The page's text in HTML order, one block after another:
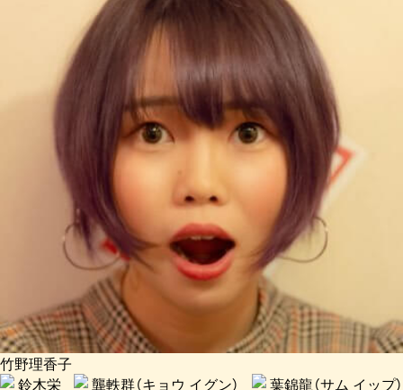
竹野理香子
鈴木栄
龔軼群（キョウ イグン）
葉錦龍（サム イップ）